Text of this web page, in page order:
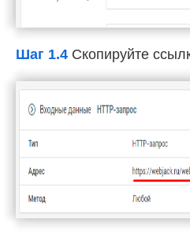
Шаг 1.4 Скопируйте